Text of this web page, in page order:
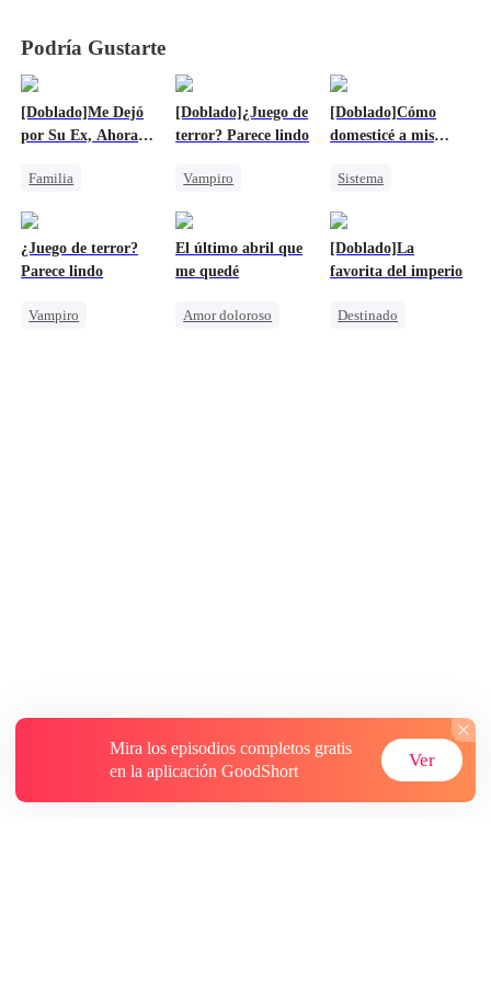
Podría Gustarte
[Doblado]Me Dejó
por Su Ex, Ahora
Familia
[Doblado]¿Juego de
terror? Parece lindo
Vampiro
Amor Prohibido
[Doblado]Cómo
domesticé a mis
Sistema
¿Juego de terror?
Parece lindo
Vampiro
El último abril que
me quedé
Amor doloroso
[Doblado]La
favorita del imperio
Destinado
Mira los episodios completos gratis
en la aplicación GoodShort
Ver